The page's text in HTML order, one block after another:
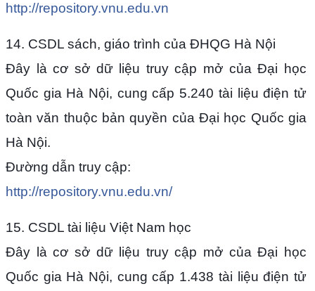
http://repository.vnu.edu.vn
14. CSDL sách, giáo trình của ĐHQG Hà Nội
Đây là cơ sở dữ liệu truy cập mở của Đại học
Quốc gia Hà Nội, cung cấp 5.240 tài liệu điện tử
toàn văn thuộc bản quyền của Đại học Quốc gia
Hà Nội.
Đường dẫn truy cập:
http://repository.vnu.edu.vn/
15. CSDL tài liệu Việt Nam học
Đây là cơ sở dữ liệu truy cập mở của Đại học
Quốc gia Hà Nội, cung cấp 1.438 tài liệu điện tử